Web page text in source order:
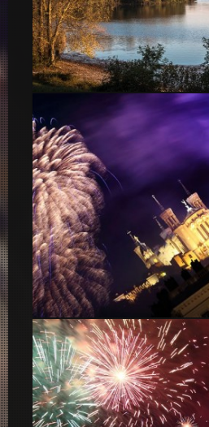
Le lac de Miribel revets ses
Feux d’artifice Lyon-4